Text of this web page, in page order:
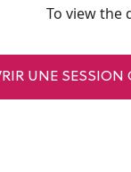
To view the
UNE SESSION